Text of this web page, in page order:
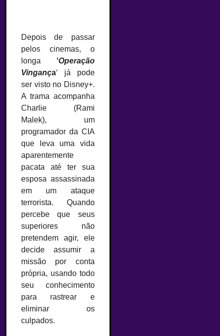
Depois de passar
pelos cinemas, o
longa ‘Operação
Vingança‘ já pode
ser visto no Disney+.
A trama acompanha
Charlie (Rami
Malek), um
programador da CIA
que leva uma vida
aparentemente
pacata até ter sua
esposa assassinada
em um ataque
terrorista. Quando
percebe que seus
superiores não
pretendem agir, ele
decide assumir a
missão por conta
própria, usando todo
seu conhecimento
para rastrear e
eliminar os
culpados.